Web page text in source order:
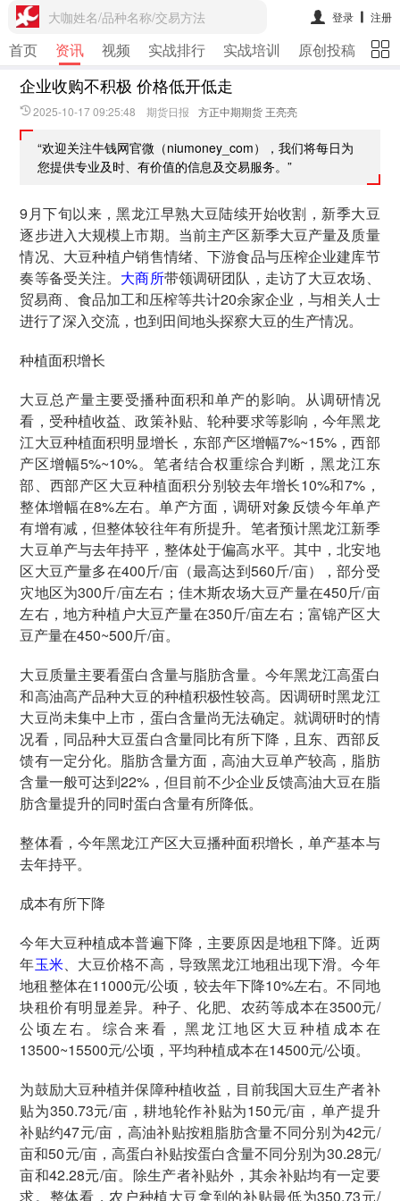
大咖姓名/品种名称/交易方法 登录 注册
首页 资讯 视频 实战排行 实战培训 原创投稿 期
企业收购不积极 价格低开低走
2025-10-17 09:25:48 期货日报 方正中期期货 王亮亮
“欢迎关注牛钱网官微（niumoney_com），我们将每日为
您提供专业及时、有价值的信息及交易服务。”
9月下旬以来，黑龙江早熟大豆陆续开始收割，新季大豆
逐步进入大规模上市期。当前主产区新季大豆产量及质量
情况、大豆种植户销售情绪、下游食品与压榨企业建库节
奏等备受关注。 大商所带领调研团队，走访了大豆农场、
贸易商、食品加工和压榨等共计20余家企业，与相关人士
进行了深入交流，也到田间地头探察大豆的生产情况。
种植面积增长
大豆总产量主要受播种面积和单产的影响。从调研情况
看，受种植收益、政策补贴、轮种要求等影响，今年黑龙
江大豆种植面积明显增长，东部产区增幅7%~15%，西部
产区增幅5%~10%。笔者结合权重综合判断，黑龙江东
部、西部产区大豆种植面积分别较去年增长10%和7%，
整体增幅在8%左右。单产方面，调研对象反馈今年单产
有增有减，但整体较往年有所提升。笔者预计黑龙江新季
大豆单产与去年持平，整体处于偏高水平。其中，北安地
区大豆产量多在400斤/亩（最高达到560斤/亩），部分受
灾地区为300斤/亩左右；佳木斯农场大豆产量在450斤/亩
左右，地方种植户大豆产量在350斤/亩左右；富锦产区大
豆产量在450~500斤/亩。
大豆质量主要看蛋白含量与脂肪含量。今年黑龙江高蛋白
和高油高产品种大豆的种植积极性较高。因调研时黑龙江
大豆尚未集中上市，蛋白含量尚无法确定。就调研时的情
况看，同品种大豆蛋白含量同比有所下降，且东、西部反
馈有一定分化。脂肪含量方面，高油大豆单产较高，脂肪
含量一般可达到22%，但目前不少企业反馈高油大豆在脂
肪含量提升的同时蛋白含量有所降低。
整体看，今年黑龙江产区大豆播种面积增长，单产基本与
去年持平。
成本有所下降
今年大豆种植成本普遍下降，主要原因是地租下降。近两
年玉米、大豆价格不高，导致黑龙江地租出现下滑。今年
地租整体在11000元/公顷，较去年下降10%左右。不同地
块租价有明显差异。种子、化肥、农药等成本在3500元/
公顷左右。综合来看，黑龙江地区大豆种植成本在
13500~15500元/公顷，平均种植成本在14500元/公顷。
为鼓励大豆种植并保障种植收益，目前我国大豆生产者补
贴为350.73元/亩，耕地轮作补贴为150元/亩，单产提升
补贴约47元/亩，高油补贴按粗脂肪含量不同分别为42元/
亩和50元/亩，高蛋白补贴按蛋白含量不同分别为30.28元/
亩和42.28元/亩。除生产者补贴外，其余补贴均有一定要
求。整体看，农户种植大豆拿到的补贴最低为350.73元/